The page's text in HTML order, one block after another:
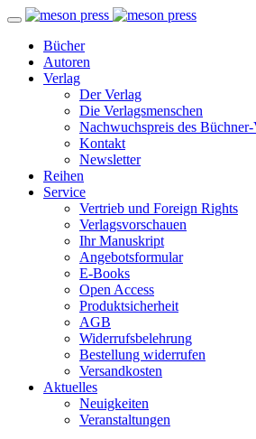
Bücher
Autoren
Verlag
Der Verlag
Die Verlagsmenschen
Nachwuchspreis des Büchner-
Kontakt
Newsletter
Reihen
Service
Vertrieb und Foreign Rights
Verlagsvorschauen
Ihr Manuskript
Angebotsformular
E-Books
Open Access
Produktsicherheit
AGB
Widerrufsbelehrung
Bestellung widerrufen
Versandkosten
Aktuelles
Neuigkeiten
Veranstaltungen